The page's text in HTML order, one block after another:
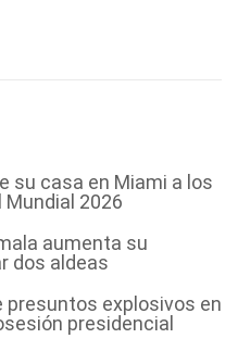
su casa en Miami a los
2026
aumenta su
dos aldeas
presuntos explosivos en
presidencial